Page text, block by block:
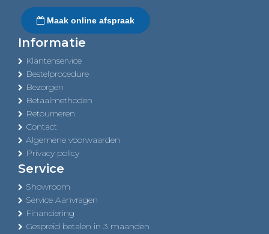
Maak online afspraak
Informatie
Klantenservice
Bestelprocedure
Bezorgen
Betaalmethoden
Retourneren
Contact
Algemene voorwaarden
Privacy policy
Service
Showroom
Service Aanvragen
Financiering
Gespreid betalen in 3 maanden